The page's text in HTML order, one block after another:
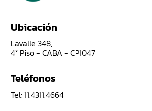
Ubicación
Lavalle 348,
4° Piso - CABA - CP1047
Teléfonos
Tel: 11.4311.4664